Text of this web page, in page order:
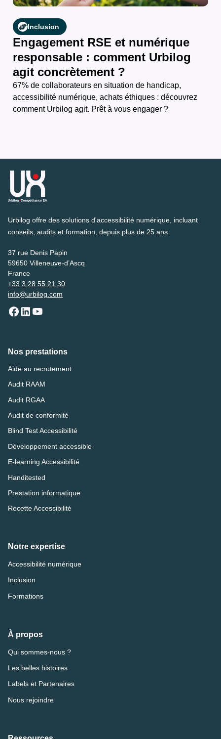
Inclusion
Engagement RSE et numérique
responsable : comment Urbilog
agit concrètement ?
67% de collaborateurs en situation de handicap,
accessibilité numérique, achats éthiques : découvrez
comment Urbilog agit. Prêt à vous engager ?
Urbilog offre des solutions d'accessibilité numérique, incluant
conseils, audits et formation, depuis plus de 25 ans.
37 rue Denis Papin
59650 Villeneuve-d’Ascq
France
+33 3 28 55 21 30
info@urbilog.com
Nos prestations
Aide au recrutement
Audit RAAM
Audit RGAA
Audit de conformité
Blind Test Accessibilité
Développement accessible
E-learning Accessibilité
Handitested
Prestation informatique
Recette Accessibilité
Notre expertise
Accessibilité numérique
Inclusion
Formations
À propos
Qui sommes-nous ?
Les belles histoires
Labels et Partenaires
Nous rejoindre